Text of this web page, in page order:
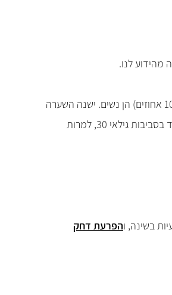
מהידוע לנו.
מחקרים מבוקרים מדווחים שאבחנת ההפרעה שכיחה בטווח של 0.5 עד 2 אחוזים מתוך כלל הפונים לטיפול פסיכיאטרי. רובן הגדול של המאובחנות (בין 90 ל 100 אחוזים) הן נשים. ישנה השערה
בקרב חוקרים וקלינאים, שגברים לא מאובחנים משום שהם מגיעים למערכת המשפט הפלילי כעבריינים ולא למערכת בריאות הנפש. אבחון ההפרעה נפוץ במיוחד בסביבות גילאי 30, למרות
בשינה, והפרעת דחק